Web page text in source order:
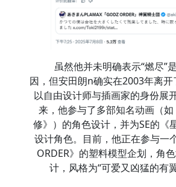
虽然他并未明确表示“燃尽”
因，但安田朗n确实在2003年离
以自由设计师与插画家的身份展
来，他参与了多部知名动画（
修》）的角色设计，并为SE的《
设计角色。目前，他正在参与一
ORDER》的塑料模型企划，角
计，风格为“可爱又凶猛的有翼